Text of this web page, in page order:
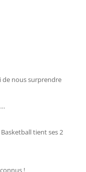
de nous surprendre
tient ses 2
!